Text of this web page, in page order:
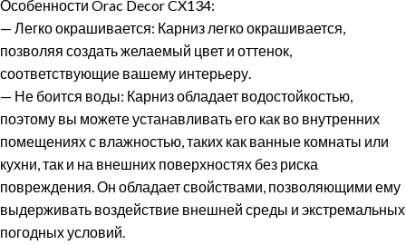
Особенности Orac Decor CX134:
— Легко окрашивается: Карниз легко окрашивается,
позволяя создать желаемый цвет и оттенок,
соответствующие вашему интерьеру.
— Не боится воды: Карниз обладает водостойкостью,
поэтому вы можете устанавливать его как во внутренних
помещениях с влажностью, таких как ванные комнаты или
кухни, так и на внешних поверхностях без риска
повреждения. Он обладает свойствами, позволяющими ему
выдерживать воздействие внешней среды и экстремальных
погодных условий.